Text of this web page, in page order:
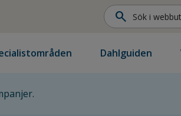
search
Dahlguiden